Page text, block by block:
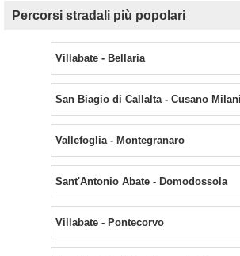
Percorsi stradali più popolari
Villabate - Bellaria
San Biagio di Callalta - Cusano
Vallefoglia - Montegranaro
Sant'Antonio Abate - Domodossola
Villabate - Pontecorvo